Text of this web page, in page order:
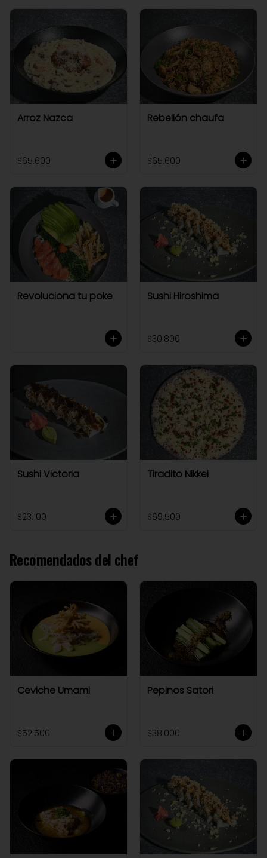
Arroz Nazca
$65.600
Rebelión chaufa
$65.600
Revoluciona tu poke Sushi Hiroshima
$30.800
Sushi Victoria
$23.100
Tiradito Nikkei
$69.500
Recomendados del chef
Ceviche Umami
$52.500
Pepinos Satori
$38.000